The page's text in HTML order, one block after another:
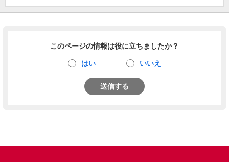
このページの情報は役に立ちましたか？
はい いいえ
送信する